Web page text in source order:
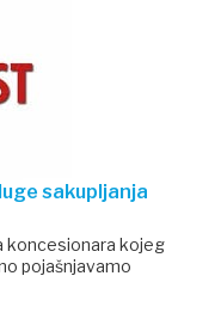
sakupljanja
koncesionara kojeg
pojašnjavamo